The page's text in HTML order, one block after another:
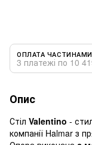
ОПЛАТА ЧАСТИНАМИ
3 платежі по 10
Опис
Стіл Valentino -
компанії Halmar з